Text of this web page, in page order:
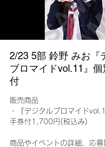
2/23 5部 鈴野 みお『
ブロマイドvol.11』
付
販売商品
・『デジタルブロマイド
手券付1,700円(税込み)
商品やイベントの詳細、応